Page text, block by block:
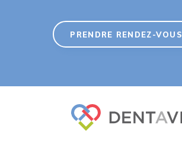
PRENDRE RENDEZ-VOUS